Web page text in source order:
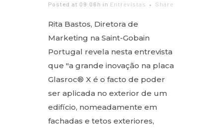
Posted at 09:06h in Entrevistas Share
Rita Bastos, Diretora de
Marketing na Saint-Gobain
Portugal revela nesta entrevista
que "a grande inovação na placa
Glasroc® X é o facto de poder
ser aplicada no exterior de um
edifício, nomeadamente em
fachadas e tetos exteriores,